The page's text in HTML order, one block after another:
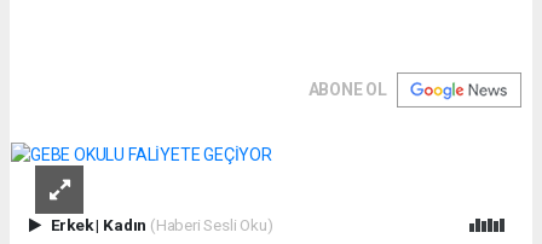
ABONE OL
Erkek| Kadın (Haberi Sesli Oku)